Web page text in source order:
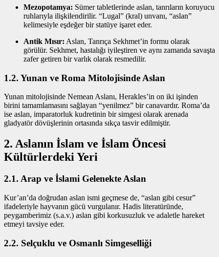
Mezopotamya: Sümer tabletlerinde aslan, tanrıların koruyucu
ruhlarıyla ilişkilendirilir. “Lugal” (kral) unvanı, “aslan”
kelimesiyle eşdeğer bir statüye işaret eder.
Antik Mısır: Aslan, Tanrıça Sekhmet’in formu olarak
görülür. Sekhmet, hastalığı iyileştiren ve aynı zamanda savaşta
zafer getiren bir varlık olarak resmedilir.
1.2. Yunan ve Roma Mitolojisinde Aslan
Yunan mitolojisinde Nemean Aslanı, Herakles’in on iki işinden
birini tamamlamasını sağlayan “yenilmez” bir canavardır. Roma’da
ise aslan, imparatorluk kudretinin bir simgesi olarak arenada
gladyatör dövüşlerinin ortasında sıkça tasvir edilmiştir.
2. Aslanın İslam ve İslam Öncesi
Kültürlerdeki Yeri
2.1. Arap ve İslami Gelenekte Aslan
Kur’an’da doğrudan aslan ismi geçmese de, “aslan gibi cesur”
ifadeleriyle hayvanın gücü vurgulanır. Hadis literatüründe,
peygamberimiz (s.a.v.) aslan gibi korkusuzluk ve adaletle hareket
etmeyi tavsiye eder.
2.2. Selçuklu ve Osmanlı Simgeselliği